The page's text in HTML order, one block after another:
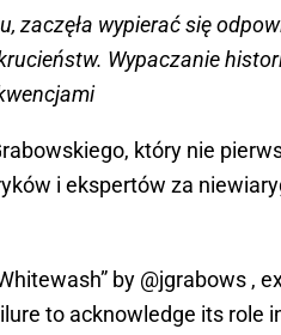
zaczęła wypierać się
Wypaczanie
który nie
i ekspertów za
by @jgrabows ,
to acknowledge its role